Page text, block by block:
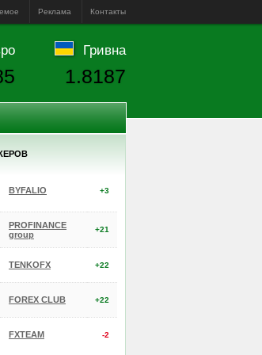
Реклама Контакты
BYFALIO +3
PROFINANCE
group
+21
TENKOFX +22
FOREX CLUB +22
FXTEAM -2
Гривна
1.8187